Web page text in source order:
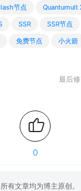
节点
Quantumult
SSR SSR节点
免费节点 小火箭
最后
0
有文章均为博主原创。